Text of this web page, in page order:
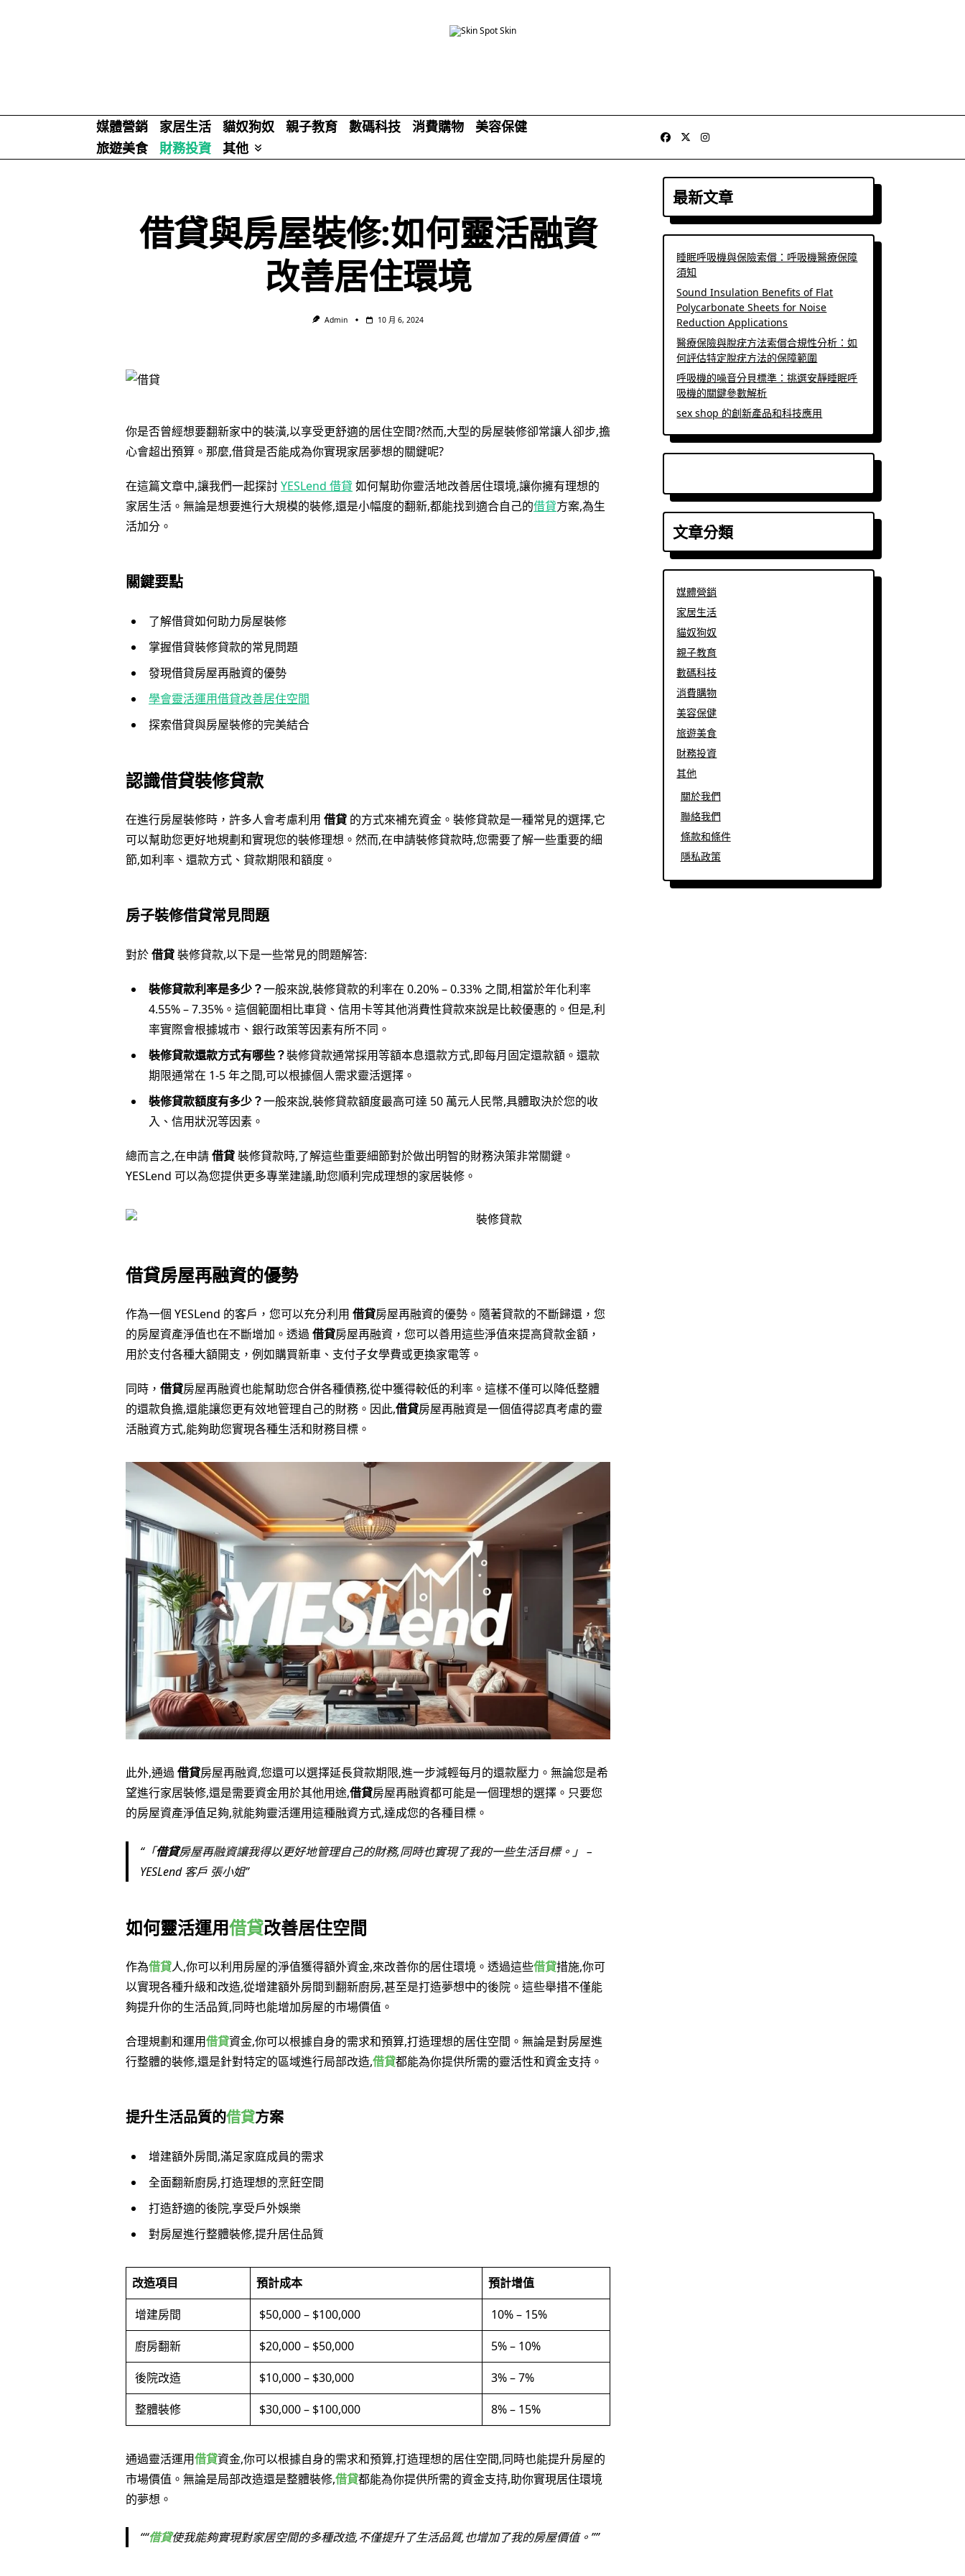
媒體營銷 家居生活 貓奴狗奴 親子教育 數碼科技 消費購物
美容保健
旅遊美食
財務投資 其他
借貸與房屋裝修:如何靈活融資
改善居住環境
Admin 10 月 6, 2024
你是否曾經想要翻新家中的裝潢,以享受更舒適的居住空間?然而,大型的房屋裝修卻常讓人卻步,擔
心會超出預算。那麼,借貸是否能成為你實現家居夢想的關鍵呢?
在這篇文章中,讓我們一起探討YESLend 借貸 如何幫助你靈活地改善居住環境,讓你擁有理想的
家居生活。無論是想要進行大規模的裝修,還是小幅度的翻新,都能找到適合自己的借貸方案,為生
活加分。
關鍵要點
了解借貸如何助力房屋裝修
掌握借貸裝修貸款的常見問題
發現借貸房屋再融資的優勢
學會靈活運用借貸改善居住空間
探索借貸與房屋裝修的完美結合
認識借貸裝修貸款
在進行房屋裝修時，許多人會考慮利用借貸 的方式來補充資金。裝修貸款是一種常見的選擇,它
可以幫助您更好地規劃和實現您的裝修理想。然而,在申請裝修貸款時,您需要了解一些重要的細
節,如利率、還款方式、貸款期限和額度。
房子裝修借貸常見問題
對於借貸裝修貸款,以下是一些常見的問題解答:
裝修貸款利率是多少？一般來說,裝修貸款的利率在 0.20% – 0.33% 之間,相當於年化利率
4.55% – 7.35%。這個範圍相比車貸、信用卡等其他消費性貸款來說是比較優惠的。但是,利
率實際會根據城市、銀行政策等因素有所不同。
裝修貸款還款方式有哪些？裝修貸款通常採用等額本息還款方式,即每月固定還款額。還款
期限通常在 1-5 年之間,可以根據個人需求靈活選擇。
裝修貸款額度有多少？一般來說,裝修貸款額度最高可達 50 萬元人民幣,具體取決於您的收
入、信用狀況等因素。
總而言之,在申請借貸裝修貸款時,了解這些重要細節對於做出明智的財務決策非常關鍵。
YESLend 可以為您提供更多專業建議,助您順利完成理想的家居裝修。
借貸房屋再融資的優勢
作為一個 YESLend 的客戶，您可以充分利用借貸房屋再融資的優勢。隨著貸款的不斷歸還，您
的房屋資產淨值也在不斷增加。透過借貸房屋再融資，您可以善用這些淨值來提高貸款金額，
用於支付各種大額開支，例如購買新車、支付子女學費或更換家電等。
同時，借貸房屋再融資也能幫助您合併各種債務,從中獲得較低的利率。這樣不僅可以降低整體
的還款負擔,還能讓您更有效地管理自己的財務。因此,借貸房屋再融資是一個值得認真考慮的靈
活融資方式,能夠助您實現各種生活和財務目標。
此外,通過借貸房屋再融資,您還可以選擇延長貸款期限,進一步減輕每月的還款壓力。無論您是希
望進行家居裝修,還是需要資金用於其他用途,借貸房屋再融資都可能是一個理想的選擇。只要您
的房屋資產淨值足夠,就能夠靈活運用這種融資方式,達成您的各種目標。
「借貸房屋再融資讓我得以更好地管理自己的財務,同時也實現了我的一些生活目標。」 –
YESLend 客戶 張小姐
如何靈活運用借貸改善居住空間
作為借貸人,你可以利用房屋的淨值獲得額外資金,來改善你的居住環境。透過這些借貸措施,你可
以實現各種升級和改造,從增建額外房間到翻新廚房,甚至是打造夢想中的後院。這些舉措不僅能
夠提升你的生活品質,同時也能增加房屋的市場價值。
合理規劃和運用借貸資金,你可以根據自身的需求和預算,打造理想的居住空間。無論是對房屋進
行整體的裝修,還是針對特定的區域進行局部改造,借貸都能為你提供所需的靈活性和資金支持。
提升生活品質的借貸方案
增建額外房間,滿足家庭成員的需求
全面翻新廚房,打造理想的烹飪空間
打造舒適的後院,享受戶外娛樂
對房屋進行整體裝修,提升居住品質
改造項目 預計成本
預計增值
增建房間
$50,000 – $100,000
10% – 15%
廚房翻新
$20,000 – $50,000
5% – 10%
後院改造
$10,000 – $30,000
3% – 7%
整體裝修
$30,000 – $100,000 8% – 15%
通過靈活運用借貸資金,你可以根據自身的需求和預算,打造理想的居住空間,同時也能提升房屋的
市場價值。無論是局部改造還是整體裝修,借貸都能為你提供所需的資金支持,助你實現居住環境
的夢想。
“借貸使我能夠實現對家居空間的多種改造,不僅提升了生活品質,也增加了我的房屋價值。”
最新文章
睡眠呼吸機與保險索償：呼吸機醫療保障
須知
Sound Insulation Benefits of Flat
Polycarbonate Sheets for Noise
Reduction Applications
醫療保險與脫疣方法索償合規性分析：如
何評估特定脫疣方法的保障範圍
呼吸機的噪音分貝標準：挑選安靜睡眠呼
吸機的關鍵參數解析
sex shop 的創新產品和科技應用
文章分類
媒體營銷
家居生活
貓奴狗奴
親子教育
數碼科技
消費購物
美容保健
旅遊美食
財務投資
其他
關於我們
聯絡我們
條款和條件
隱私政策